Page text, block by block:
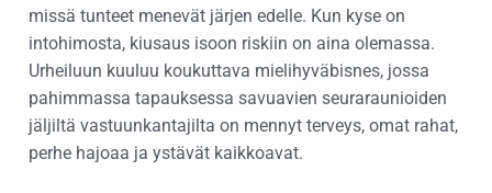
missä tunteet menevät järjen edelle. Kun kyse on
intohimosta, kiusaus isoon riskiin on aina olemassa.
Urheiluun kuuluu koukuttava mielihyväbisnes, jossa
pahimmassa tapauksessa savuavien seuraraunioiden
jäljiltä vastuunkantajilta on mennyt terveys, omat rahat,
perhe hajoaa ja ystävät kaikkoavat.